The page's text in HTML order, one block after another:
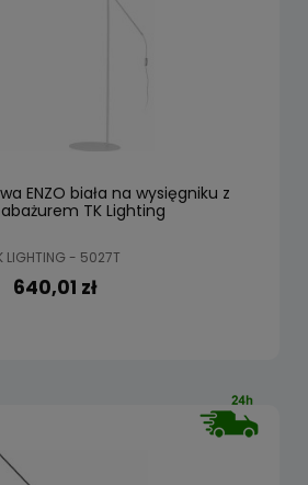
ENZO biała na wysięgniku z
TK Lighting
LIGHTING - 5027T
640,01 zł